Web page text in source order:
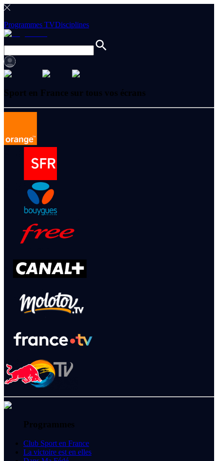
Programmes TVDisciplines
Sport en France sur tous vos écrans
Programmes
Club Sport en France
La victoire est en elles